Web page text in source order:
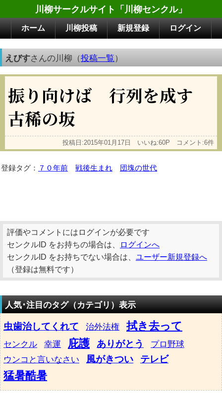
川柳サークルサイト「川柳センクル」
ホーム 川柳投稿 新規登録 ログイン
えびすさんの川柳（投稿一覧）
振り向けば 行列を成す
古稀の坂
投稿日:2015年01月17日 いいね:60P コメント:6件
登録タグ： ７０年前 戦後生まれ 団塊の世代
評価やコメントにはログインが必要です
センクルID をお持ちの場合は、
ログインへ
センクルID をお持ちでない場合は、 ユーザー新規登録へ
（登録は無料です）
人気･注目のタグ（カテゴリ）表示
虫歯治してくれて 治外法権 拭き去って
センクル 幸運 庇護 ありがとう
プロ野球
ウンコと言いなさい
風がきつい テレビ
猛暑酷暑